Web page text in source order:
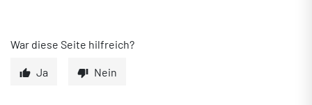
War diese Seite hilfreich?
Ja Nein